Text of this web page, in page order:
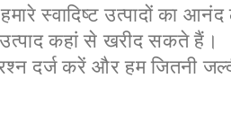
स्वादिष्ट उत्पादों का
कहां से खरीद सकते हैं।
दर्ज करें और हम जितनी